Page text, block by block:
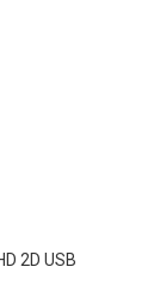
2D USB